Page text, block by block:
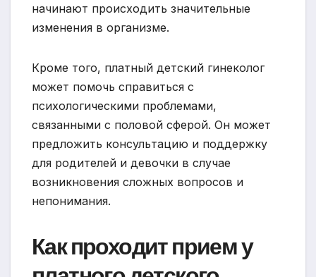
начинают происходить значительные
изменения в организме.
Кроме того, платный детский гинеколог
может помочь справиться с
психологическими проблемами,
связанными с половой сферой. Он может
предложить консультацию и поддержку
для родителей и девочки в случае
возникновения сложных вопросов и
непонимания.
Как проходит прием у